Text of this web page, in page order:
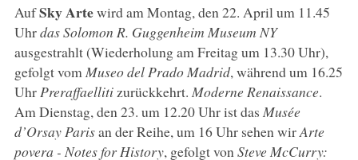
AufSky Artewird am Montag, den 22. April um 11.45
Uhrdas Solomon R. Guggenheim Museum NY
ausgestrahlt (Wiederholung am Freitag um 13.30 Uhr),
gefolgt vom Museo del Prado Madrid, während um 16.25
Uhr Preraffaellitizurückkehrt. Moderne Renaissance.
Am Dienstag, den 23. um 12.20 Uhr ist das Musée
d’Orsay Parisan der Reihe, um 16 Uhr sehen wirArte
povera - Notes for History, gefolgt von Steve McCurry: